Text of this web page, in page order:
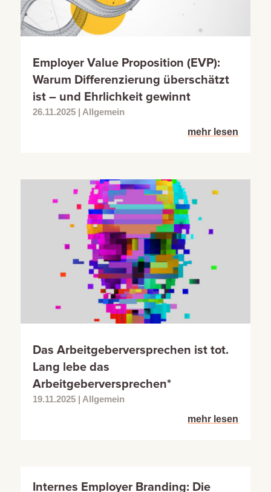
Employer Value Proposition (EVP):
Warum Differenzierung überschätzt
ist – und Ehrlichkeit gewinnt
26.11.2025| Allgemein
mehr lesen
Das Arbeitgeberversprechen ist tot.
Lang lebe das
Arbeitgeberversprechen*
19.11.2025| Allgemein
mehr lesen
Internes Employer Branding: Die